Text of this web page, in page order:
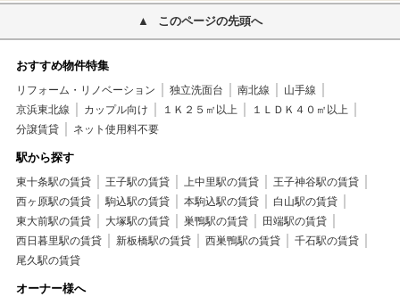
このページの先頭へ
おすすめ物件特集
リフォーム・リノベーション 独立洗面台 南北線
山手線
京浜東北線
カップル向け １Ｋ２５㎡以上
１ＬＤＫ４０㎡以上
分譲賃貸
ネット使用料不要
駅から探す
東十条駅の賃貸 王子駅の賃貸 上中里駅の賃貸
王子神谷駅の賃貸
西ヶ原駅の賃貸
駒込駅の賃貸 本駒込駅の賃貸
白山駅の賃貸
東大前駅の賃貸
大塚駅の賃貸 巣鴨駅の賃貸
田端駅の賃貸
西日暮里駅の賃貸
新板橋駅の賃貸 西巣鴨駅の賃貸
千石駅の賃貸
尾久駅の賃貸
オーナー様へ